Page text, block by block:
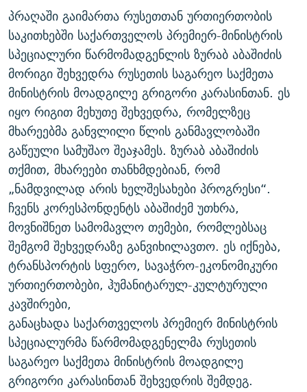
ᲡᲞᲝᲠᲢᲘ
ᲜᲘᲙᲝᲡ ᲞᲝᲓᲙᲐᲡᲢᲘ
60 ᲓᲔᲪᲘᲑᲔᲚᲘ
ᲒᲐᲜᲙᲘᲗᲮᲕᲘᲡ ᲓᲦᲔ
ᲓᲘᲚᲘᲡ ᲡᲐᲣᲑᲠᲔᲑᲘ
ᲛᲝᲚᲐᲞᲐᲠᲐᲙᲔ ᲢᲔᲥᲡᲢᲔᲑᲘ
ᲨᲘᲜ - ᲣᲪᲮᲝᲔᲗᲨᲘ
ᲚᲘᲢᲔᲠᲐᲢᲣᲠᲣᲚᲘ ᲬᲐᲮᲜᲐᲒᲔᲑᲘ
ᲐᲛᲔᲠᲘᲙᲣᲚᲘ ᲛᲝᲗᲮᲠᲝᲑᲐ
ᲘᲛᲞᲔᲠᲘᲐ ᲓᲐ ᲠᲐᲓᲘᲝ
ᲗᲐᲕᲘᲡᲣᲤᲚᲔᲑᲘᲡ ᲛᲝᲜᲘᲢᲝᲠᲘ
ᲤᲔᲜᲝᲕᲐᲜᲘ - 2.10
ᲗᲥᲕᲔᲜᲘ ᲞᲣᲑᲚᲘᲙᲐᲪᲘᲔᲑᲘ
ᲞᲠᲝᲔᲥᲢᲔᲑᲘ
ᲣᲙᲠᲐᲘᲜᲐᲨᲘ ᲓᲐᲦᲣᲞᲣᲚᲘ ᲥᲐᲠᲗᲕᲔᲚᲘ ᲛᲔᲑᲠᲫᲝᲚᲔᲑᲘ - 2022
ᲓᲐᲛᲝᲣᲙᲘᲓᲔᲑᲚᲝᲑᲘᲡ 100 ᲬᲔᲚᲘ
ᲩᲔᲛᲘ ᲡᲘᲙᲕᲓᲘᲚᲘᲡ ᲛᲘᲖᲔᲖᲘᲐ COVID-19
11 ᲬᲔᲚᲘ - 11 ᲐᲛᲑᲐᲕᲘ
ᲡᲐᲞᲐᲠᲚᲐᲛᲔᲜᲢᲝ ᲐᲠᲩᲔᲕᲜᲔᲑᲘᲡ ᲘᲡᲢᲝᲠᲘᲐ
ᲑᲐᲕᲨᲕᲔᲑᲘ ᲞᲠᲝᲡᲢᲘᲢᲣᲪᲘᲐᲨᲘ - ᲐᲛᲝᲣᲗᲥᲛᲔᲚᲘ ᲐᲛᲑᲐᲕᲘ
5 ᲐᲛᲑᲐᲕᲘ - 20 ᲘᲕᲜᲘᲡᲡ ᲓᲐᲨᲐᲕᲔᲑᲣᲚᲔᲑᲘ
ᲐᲒᲕᲘᲡᲢᲝᲡ ᲝᲛᲘ
ПРИВЕТ ᲙᲣᲚᲢᲣᲠᲐ
ЭХО КАВКАЗА
ᲒᲐᲛᲝᲘᲬᲔᲠᲔ
რთე/რთ-ის ყველა საიტი
პრაღაში გაიმართა რუსეთთან ურთიერთობის
საკითხებში საქართველოს პრემიერ-მინისტრის
სპეციალური წარმომადგენლის ზურაბ აბაშიძის
მორიგი შეხვედრა რუსეთის საგარეო საქმეთა
მინისტრის მოადგილე გრიგორი კარასინთან. ეს
იყო რიგით მეხუთე შეხვედრა, რომელზეც
მხარეებმა განვლილი წლის განმავლობაში
გაწეული სამუშაო შეაჯამეს. ზურაბ აბაშიძის
თქმით, მხარეები თანხმდებიან, რომ
„ნამდვილად არის ხელშესახები პროგრესი“.
ჩვენს კორესპონდენტს აბაშიძემ უთხრა,
მოვნიშნეთ სამომავლო თემები, რომლებსაც
შემგომ შეხვედრაზე განვიხილავთო. ეს იქნება,
ტრანსპორტის სფერო, სავაჭრო-ეკონომიკური
ურთიერთობები, ჰუმანიტარულ-კულტურული
კავშირები,
განაცხადა საქართველოს პრემიერ მინისტრის
სპეციალურმა წარმომადგენელმა რუსეთის
საგარეო საქმეთა მინისტრის მოადგილე
გრიგორი კარასინთან შეხვედრის შემდეგ.